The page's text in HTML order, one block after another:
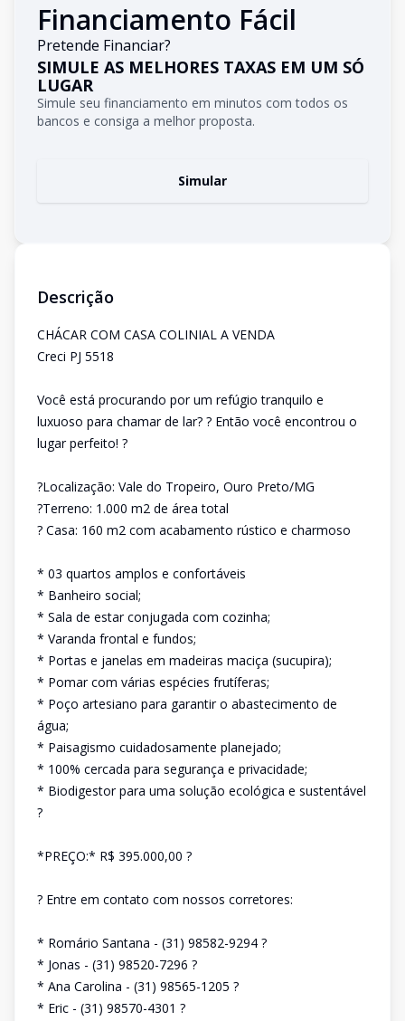
Financiamento Fácil
Pretende Financiar?
SIMULE AS MELHORES TAXAS EM UM SÓ
LUGAR
Simule seu financiamento em minutos com todos os
bancos e consiga a melhor proposta.
Simular
Descrição
CHÁCAR COM CASA COLINIAL A VENDA
Creci PJ 5518
Você está procurando por um refúgio tranquilo e
luxuoso para chamar de lar? ? Então você encontrou o
lugar perfeito! ?
?Localização: Vale do Tropeiro, Ouro Preto/MG
?Terreno: 1.000 m2 de área total
? Casa: 160 m2 com acabamento rústico e charmoso
* 03 quartos amplos e confortáveis
* Banheiro social;
* Sala de estar conjugada com cozinha;
* Varanda frontal e fundos;
* Portas e janelas em madeiras maciça (sucupira);
* Pomar com várias espécies frutíferas;
* Poço artesiano para garantir o abastecimento de
água;
* Paisagismo cuidadosamente planejado;
* 100% cercada para segurança e privacidade;
* Biodigestor para uma solução ecológica e sustentável
?
*PREÇO:* R$ 395.000,00 ?
? Entre em contato com nossos corretores:
* Romário Santana - (31) 98582-9294 ?
* Jonas - (31) 98520-7296 ?
* Ana Carolina - (31) 98565-1205 ?
* Eric - (31) 98570-4301 ?